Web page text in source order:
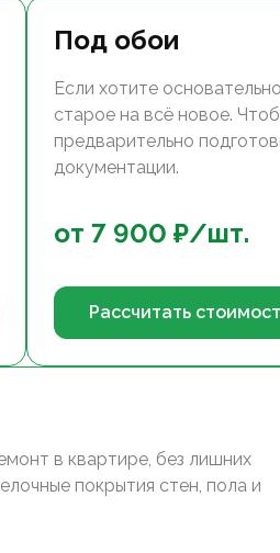
Под обои
Если хотите
старое на всё новое.
предварительно
документации.
от 7 900 ₽/шт.
Рассчитать
в квартире, без лишних
покрытия стен, пола и